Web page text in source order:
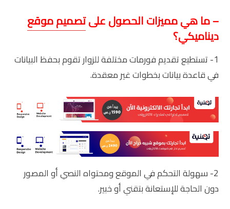
– ما هي مميزات الحصول علىتصميم موقع
ديناميكي؟
1- تستطيع تقديم فورمات مختلفة للزوار تقوم بحفظ البيانات
في قاعدة بيانات بخطوات غير معقدة.
2- سهولة التحكم في الموقع ومحتواه النصي أو المصور
دون الحاجة للإستعانة بتقني أو خبير.